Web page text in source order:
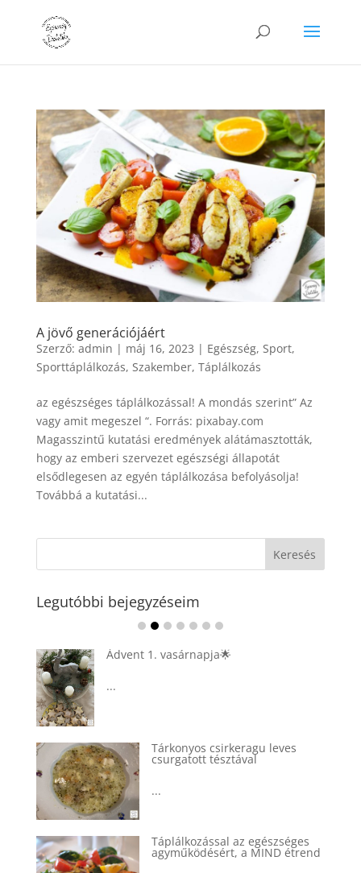
A jövő generációjáért
Szerző: admin | máj 16, 2023 | Egészség, Sport,
Sporttáplálkozás, Szakember, Táplálkozás
az egészséges táplálkozással! A mondás szerint” Az
vagy amit megeszel “. Forrás: pixabay.com
Magasszintű kutatási eredmények alátámasztották,
hogy az emberi szervezet egészségi állapotát
elsődlegesen az egyén táplálkozása befolyásolja!
Továbbá a kutatási...
Legutóbbi bejegyzéseim
Ádvent 1. vasárnapja🌟
...
Tárkonyos csirkeragu leves
csurgatott tésztával
...
Táplálkozással az egészséges
agyműködésért, a MIND étrend